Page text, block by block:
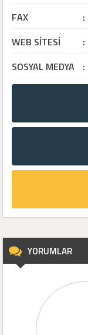
FAX :
WEB SİTESİ :
SOSYAL MEDYA :
YORUMLAR